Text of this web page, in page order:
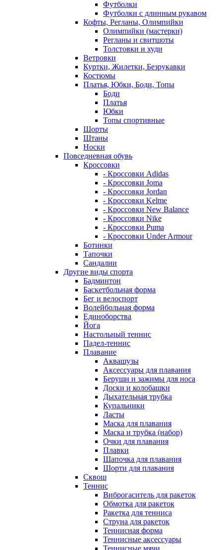
Футболки
Футболки с длинным рукавом
Кофты, Регланы, Олимпийки
Олимпийки (мастерки)
Регланы и свитшоты
Толстовки и худи
Ветровки
Куртки, Жилетки, Безрукавки
Костюмы
Платья, Юбки, Боди, Топы
Боди
Платья
Юбки
Топы спортивные
Шорты
Штаны
Носки
Повседневная обувь
Кроссовки
- Кроссовки Adidas
- Кроссовки Joma
- Кроссовки Jordan
- Кроссовки Kelme
- Кроссовки New Balance
- Кроссовки Nike
- Кроссовки Puma
- Кроссовки Under Armour
Ботинки
Тапочки
Сандалии
Другие виды спорта
Бадминтон
Баскетбольная форма
Бег и велоспорт
Волейбольная форма
Единоборства
Йога
Настольный теннис
Падел-теннис
Плавание
Аквашузы
Аксессуары для плавания
Беруши и зажимы для носа
Доски и колобашки
Дыхательная трубка
Купальники
Ласты
Маска для плавания
Маска и трубка (набор)
Очки для плавания
Плавки
Шапочка для плавания
Шорти для плавания
Сквош
Теннис
Виброгаситель для ракеток
Обмотка для ракеток
Ракетка для тенниса
Струна для ракеток
Теннисная форма
Теннисные аксессуары
Теннисные мячи